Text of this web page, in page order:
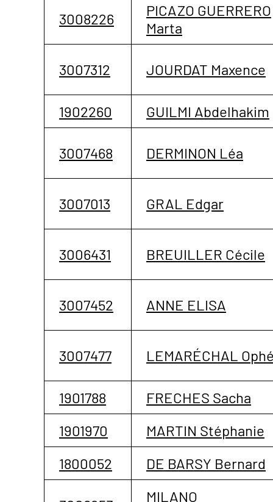
3008226
PICAZO GUERRERO
Marta
3007312 JOURDAT Maxence
1902260 GUILMI Abdelhakim
3007468 DERMINON Léa
3007013 GRAL Edgar
3006431 BREUILLER Cécile
3007452 ANNE ELISA
3007477 LEMARÉCHAL
1901788
FRECHES Sacha
1901970
MARTIN Stéphanie
1800052
DE BARSY Bernard
MILANO